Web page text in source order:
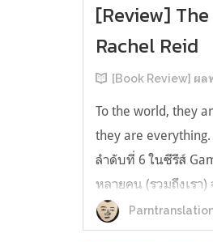
[Review]
Rachel Reid
[Book Review] ผลพลอยได้จากอา
To the world, they
they are everything.
ลำดับที่ 6 ในซีรีส์
หลายคน (รวมถึงเรา
2หลังจากอ่าน
The Long Game เล่